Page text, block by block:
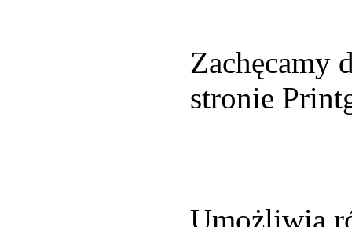
Zachęcamy
stronie
Umożliwia